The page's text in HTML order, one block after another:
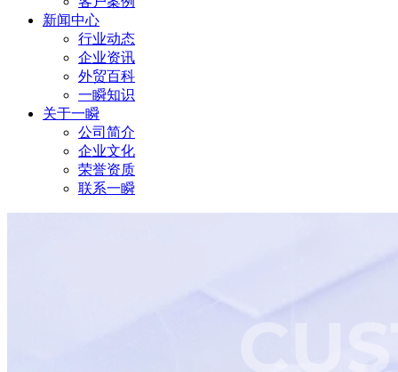
新闻中心
行业动态
企业资讯
外贸百科
一瞬知识
关于一瞬
公司简介
企业文化
荣誉资质
联系一瞬